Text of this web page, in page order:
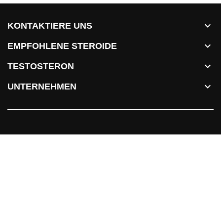
KONTAKTIERE UNS 
EMPFOHLENE STEROIDE 
TESTOSTERON 
UNTERNEHMEN 